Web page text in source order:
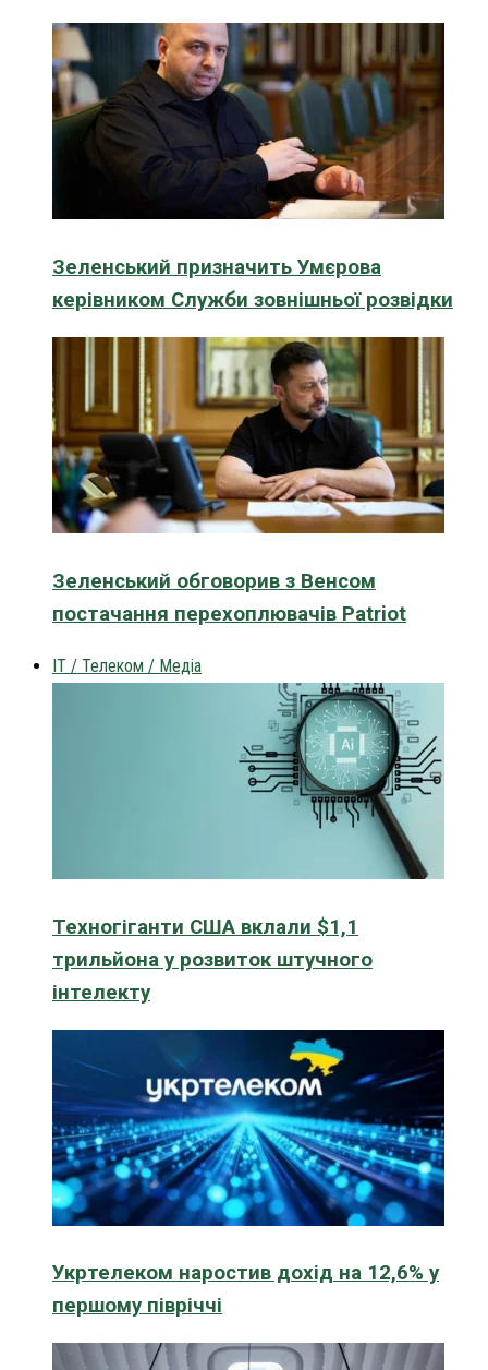
Зеленський призначить Умєрова
керівником Служби зовнішньої розвідки
Зеленський обговорив з Венсом
постачання перехоплювачів Patriot
IT / Телеком / Медіа
Техногіганти США вклали $1,1
трильйона у розвиток штучного
інтелекту
Укртелеком наростив дохід на 12,6% у
першому півріччі